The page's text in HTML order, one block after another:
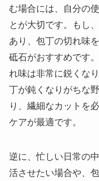
む場合には、自分の
とが大切です。もし
あり、包丁の切れ味
砥石がおすすめです
れ味は非常に鋭くな
丁が鈍くなりがちな
り、繊細なカットを
ケアが最適です。
逆に、忙しい日常の
活させたい場合や、